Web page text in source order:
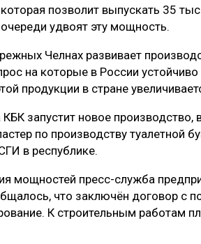
позволит выпускать 35
удвоят эту мощность.
Челнах развивает
на которые в России
продукции в стране
запустит новое производство,
по производству туалетной
в республике.
мощностей пресс-служба
что заключён договор с
К строительным работам